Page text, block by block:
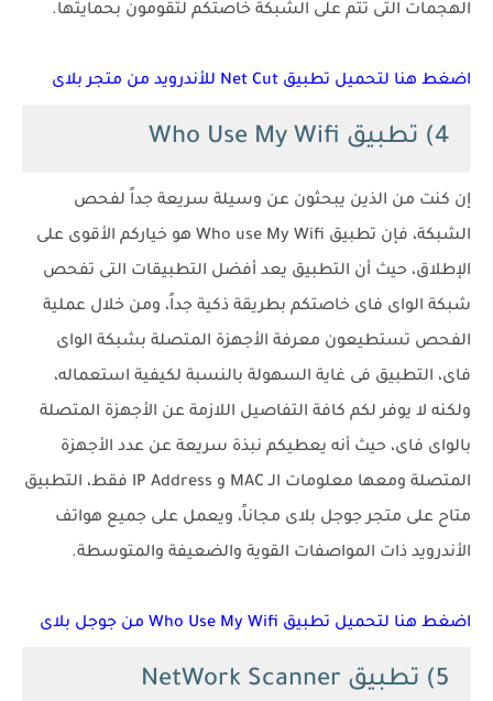
الهجمات التى تتم على الشبكة خاصتكم لتقومون بحمايتها.
اضغط هنا لتحميل تطبيق Net Cut للأندرويد من متجر بلاى
4) تطبيق Who Use My Wifi
إن كنت من الذين يبحثون عن وسيلة سريعة جداً لفحص
الشبكة، فإن تطبيق Who use My Wifi هو خياركم الأقوى على
الإطلاق، حيث أن التطبيق يعد أفضل التطبيقات التى تفحص
شبكة الواى فاى خاصتكم بطريقة ذكية جداً، ومن خلال عملية
الفحص تستطيعون معرفة الأجهزة المتصلة بشبكة الواى
فاى، التطبيق فى غاية السهولة بالنسبة لكيفية استعماله،
ولكنه لا يوفر لكم كافة التفاصيل اللازمة عن الأجهزة المتصلة
بالواى فاى، حيث أنه يعطيكم نبذة سريعة عن عدد الأجهزة
المتصلة ومعها معلومات الـ MAC و IP Address فقط، التطبيق
متاح على متجر جوجل بلاى مجاناً، ويعمل على جميع هواتف
الأندرويد ذات المواصفات القوية والضعيفة والمتوسطة.
اضغط هنا لتحميل تطبيق Who Use My Wifi من جوجل بلاى
5) تطبيق NetWork Scanner